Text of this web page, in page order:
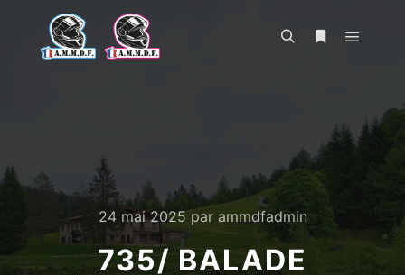
24 mai 2025 par ammdfadmin
735/ BALADE